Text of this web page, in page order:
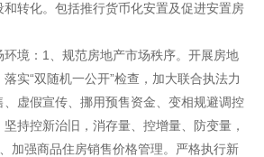
和转化。包括推行货币化安置及促进安置房
环境：1、规范房地产市场秩序。开展房地
实“双随机一公开”检查，加大联合执法力
、虚假宣传、挪用预售资金、变相规避调控
持控新治旧，消存量、控增量、防变量，
加强商品住房销售价格管理。严格执行新